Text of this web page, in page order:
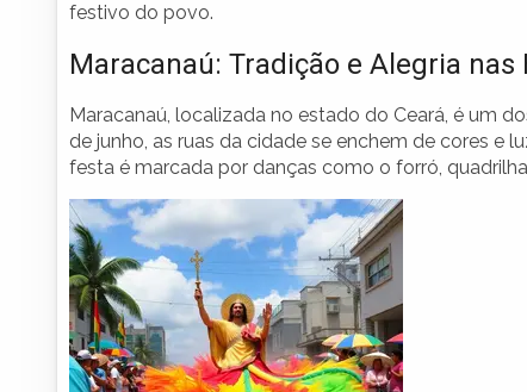
festivo do povo.
Maracanaú: Tradição e Alegria nas
Maracanaú, localizada no estado do Ceará, é um
de junho, as ruas da cidade se enchem de cores e
festa é marcada por danças como o forró,